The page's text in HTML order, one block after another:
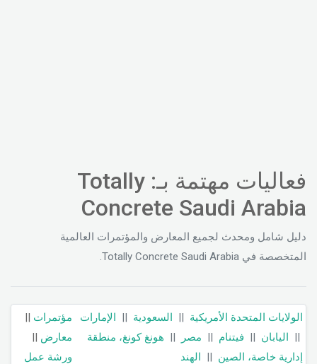
فعاليات مهتمة بـ: Totally
Concrete Saudi Arabia
دليل شامل ومحدث لجميع المعارض والمؤتمرات العالمية
المتخصصة في Totally Concrete Saudi Arabia.
الولايات المتحدة الأمريكية || السعودية || الإمارات
|| اليابان || فيتنام || مصر || هونغ كونغ، منطقة
إدارية خاصة، الصين || الهند
مؤتمرات ||
معارض ||
ورشة عمل